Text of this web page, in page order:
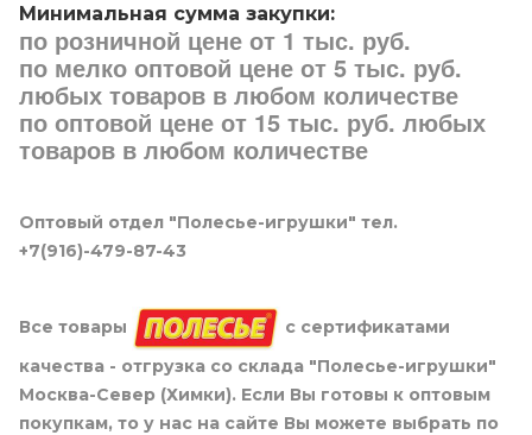
Минимальная сумма закупки:
по розничной цене от 1 тыс. руб.
по мелко оптовой цене от 5 тыс. руб.
любых товаров в любом количестве
по оптовой цене от 15 тыс. руб. любых
товаров в любом количестве
Оптовый отдел "Полесье-игрушки" тел.
+7(916)-479-87-43
Все товары
с сертификатами
качества - отгрузка со склада "Полесье-игрушки"
Москва-Север (Химки). Если Вы готовы к оптовым
покупкам, то у нас на сайте Вы можете выбрать по